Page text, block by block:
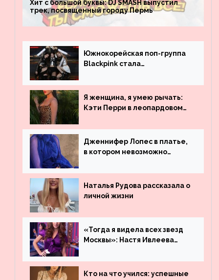
Хит с большой буквы: DJ SMASH выпустил
трек, посвященный городу Пермь
Южнокорейская поп-группа
Blackpink стала
просмотрам на YouTube. Они
обогнали даже Джастина
Бибера
Я женщина, я умею рычать:
Кэти Перри в леопардовом
Дженнифер Лопес в платье,
в котором невозможно
Наталья Рудова рассказала о
личной жизни
«Тогда я видела всех звезд
Москвы»: Настя Ивлеева
популярности и выложила
архивные фото
Кто на что учился: успешные